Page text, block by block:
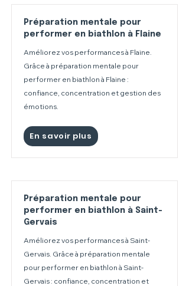
Préparation mentale pour
performer en biathlon à Flaine
Améliorez vos performances à Flaine.
Grâce à préparation mentale pour
performer en biathlon à Flaine :
confiance, concentration et gestion des
émotions.
En savoir plus
Préparation mentale pour
performer en biathlon à Saint-
Gervais
Améliorez vos performances à Saint-
Gervais. Grâce à préparation mentale
pour performer en biathlon à Saint-
Gervais : confiance, concentration et